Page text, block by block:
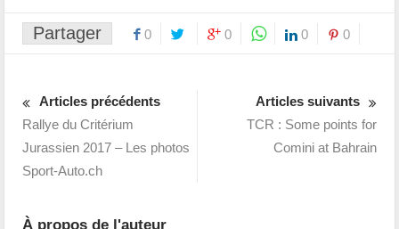
Partager 0 0 0 0
Articles précédents
Rallye du Critérium
Jurassien 2017 – Les photos
Sport-Auto.ch
Articles suivants
TCR : Some points for
Comini at Bahrain
À propos de l'auteur